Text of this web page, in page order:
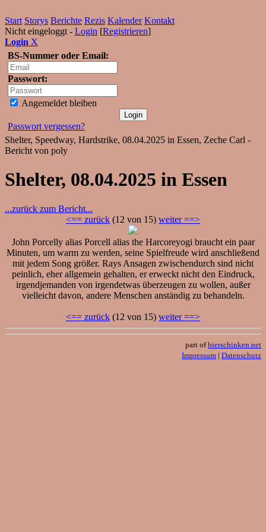
Start Storys Berichte Rezis Kalender Kontakt
Nicht eingeloggt - Login [Registrieren]
Login X
BS-Nummer oder Email:
Passwort:
Angemeldet bleiben
Passwort vergessen?
Shelter, Speedway, Hardstrike, 08.04.2025 in Essen, Zeche Carl -
Bericht von poly
Shelter, 08.04.2025 in Essen
...zurück zum Bericht...
<== zurück (12 von 15) weiter ==>
John Porcelly alias Porcell alias the Harcoreyogi braucht ein paar
Minuten, um warm zu werden, seine Spielfreude wird anschließend
mit jedem Song größer. Rays Ansagen zwischendurch sind nicht
peinlich, eher allgemein gehalten, er erweckt nicht den Eindruck,
irgendjemanden von irgendetwas überzeugen zu wollen, außer
vielleicht davon, andere Menschen anständig zu behandeln.
<== zurück (12 von 15) weiter ==>
part ofbierschinken.net
Impressum | Datenschutz